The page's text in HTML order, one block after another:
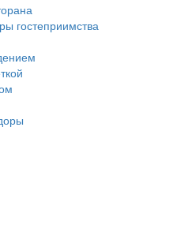
гостеприимства